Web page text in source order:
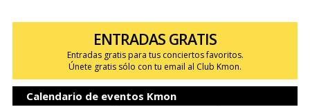
ENTRADAS GRATIS
Entradas gratis para tus conciertos favoritos.
Únete gratis sólo con tu email al Club Kmon.
Calendario de eventos Kmon